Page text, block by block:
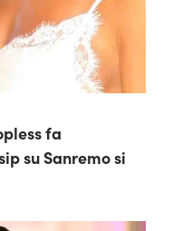
fa
su Sanremo si